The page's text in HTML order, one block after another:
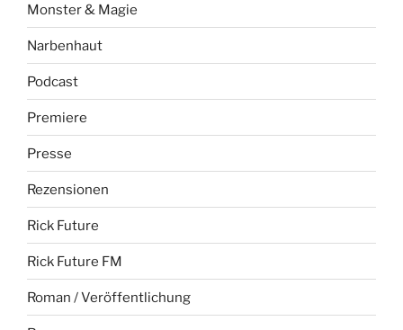
Monster & Magie
Narbenhaut
Podcast
Premiere
Presse
Rezensionen
Rick Future
Rick Future FM
Roman / Veröffentlichung